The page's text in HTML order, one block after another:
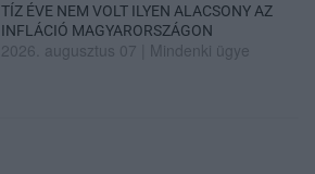
TÍZ ÉVE NEM VOLT ILYEN ALACSONY AZ
INFLÁCIÓ MAGYARORSZÁGON
2026. augusztus 07 Mindenki ügye